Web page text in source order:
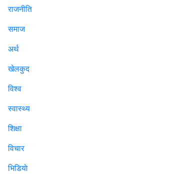
राजनीति
समाज
अर्थ
खेलकुद
विश्व
स्वास्थ्य
शिक्षा
विचार
भिडियाे